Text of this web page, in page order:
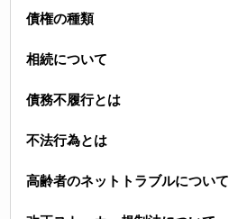
債権の種類
相続について
債務不履行とは
不法行為とは
高齢者のネットトラブルについて